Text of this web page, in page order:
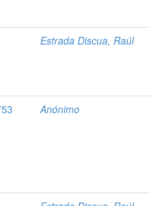
Estrada Discua, Raúl
Anónimo